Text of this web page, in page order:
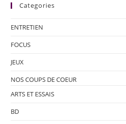
Categories
ENTRETIEN
FOCUS
JEUX
NOS COUPS DE COEUR
ARTS ET ESSAIS
BD